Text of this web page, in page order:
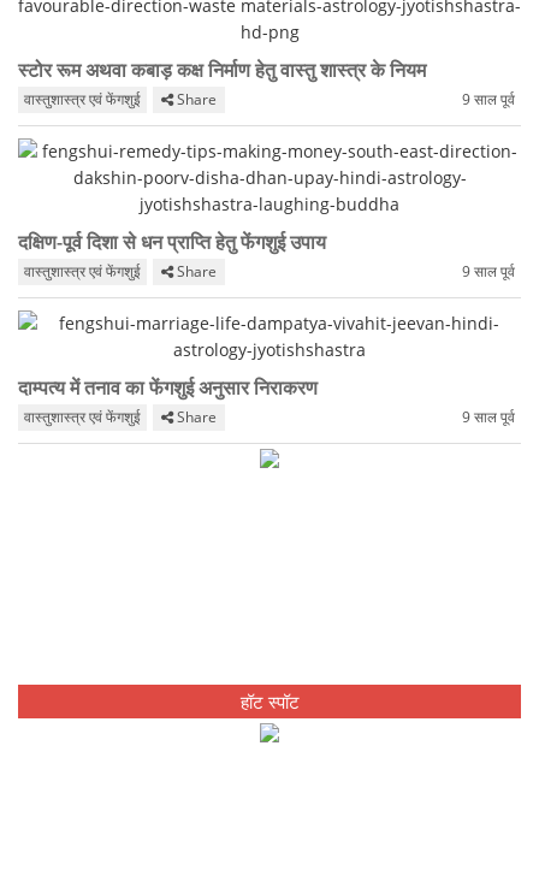
स्टोर रूम अथवा कबाड़ कक्ष निर्माण हेतु वास्तु शास्त्र के नियम
वास्तुशास्त्र एवं फेंगशुई Share 9 साल पूर्व
दक्षिण-पूर्व दिशा से धन प्राप्ति हेतु फेंगशुई उपाय
वास्तुशास्त्र एवं फेंगशुई Share 9 साल पूर्व
दाम्पत्य में तनाव का फेंगशुई अनुसार निराकरण
वास्तुशास्त्र एवं फेंगशुई Share 9 साल पूर्व
हॉट स्पॉट